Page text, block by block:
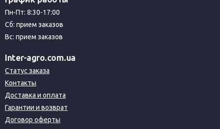
Пн-Пт: 8:30-17:00
Сб: прием заказов
Вс: прием заказов
Inter-agro.com.ua
Статус заказа
Контакты
Доставка и оплата
Гарантии и возврат
Договор оферты